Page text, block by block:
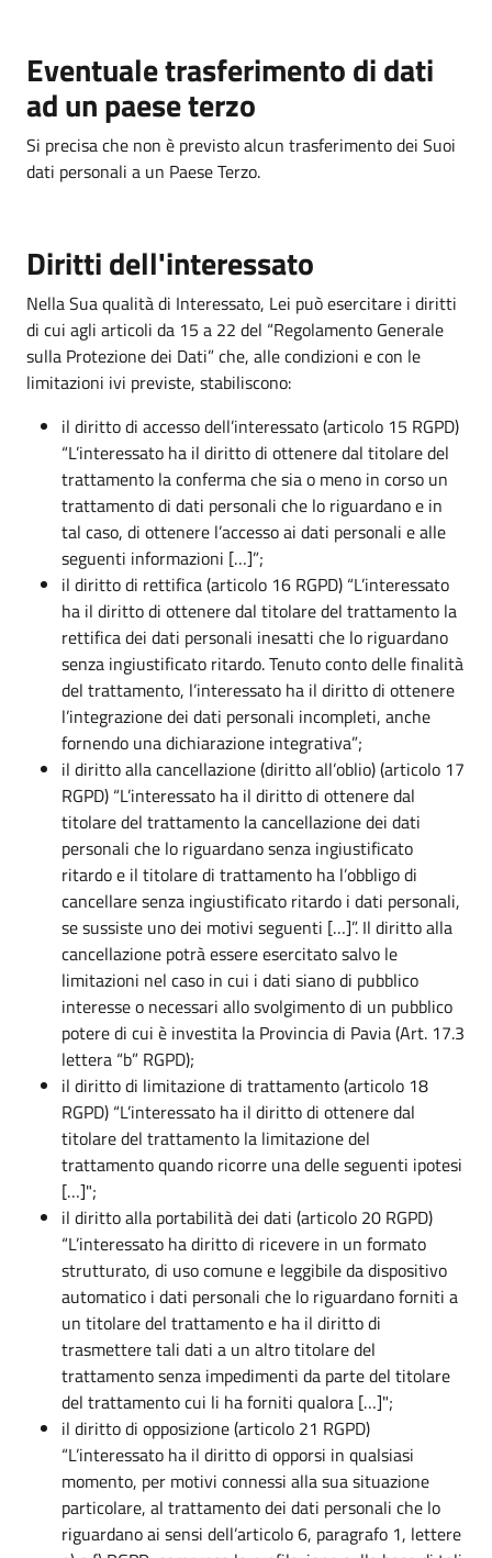
Eventuale trasferimento di dati
ad un paese terzo
Si precisa che non è previsto alcun trasferimento dei Suoi
dati personali a un Paese Terzo.
Diritti dell'interessato
Nella Sua qualità di Interessato, Lei può esercitare i diritti
di cui agli articoli da 15 a 22 del “Regolamento Generale
sulla Protezione dei Dati” che, alle condizioni e con le
limitazioni ivi previste, stabiliscono:
il diritto di accesso dell’interessato (articolo 15 RGPD)
“L’interessato ha il diritto di ottenere dal titolare del
trattamento la conferma che sia o meno in corso un
trattamento di dati personali che lo riguardano e in
tal caso, di ottenere l’accesso ai dati personali e alle
seguenti informazioni […]”;
il diritto di rettifica (articolo 16 RGPD) “L’interessato
ha il diritto di ottenere dal titolare del trattamento la
rettifica dei dati personali inesatti che lo riguardano
senza ingiustificato ritardo. Tenuto conto delle finalità
del trattamento, l’interessato ha il diritto di ottenere
l’integrazione dei dati personali incompleti, anche
fornendo una dichiarazione integrativa”;
il diritto alla cancellazione (diritto all’oblio) (articolo 17
RGPD) “L’interessato ha il diritto di ottenere dal
titolare del trattamento la cancellazione dei dati
personali che lo riguardano senza ingiustificato
ritardo e il titolare di trattamento ha l’obbligo di
cancellare senza ingiustificato ritardo i dati personali,
se sussiste uno dei motivi seguenti […]”. Il diritto alla
cancellazione potrà essere esercitato salvo le
limitazioni nel caso in cui i dati siano di pubblico
interesse o necessari allo svolgimento di un pubblico
potere di cui è investita la Provincia di Pavia (Art. 17.3
lettera “b” RGPD);
il diritto di limitazione di trattamento (articolo 18
RGPD) “L’interessato ha il diritto di ottenere dal
titolare del trattamento la limitazione del
trattamento quando ricorre una delle seguenti ipotesi
[…]";
il diritto alla portabilità dei dati (articolo 20 RGPD)
“L’interessato ha diritto di ricevere in un formato
strutturato, di uso comune e leggibile da dispositivo
automatico i dati personali che lo riguardano forniti a
un titolare del trattamento e ha il diritto di
trasmettere tali dati a un altro titolare del
trattamento senza impedimenti da parte del titolare
del trattamento cui li ha forniti qualora […]";
il diritto di opposizione (articolo 21 RGPD)
“L’interessato ha il diritto di opporsi in qualsiasi
momento, per motivi connessi alla sua situazione
particolare, al trattamento dei dati personali che lo
riguardano ai sensi dell’articolo 6, paragrafo 1, lettere